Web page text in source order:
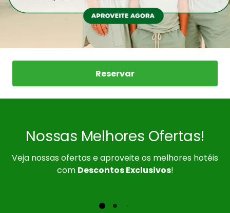
Reservar
Nossas Melhores Ofertas!
Veja nossas ofertas e aproveite os melhores hotéis
com Descontos Exclusivos!